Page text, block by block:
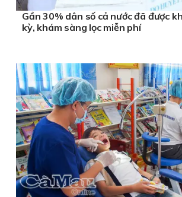
Gần 30% dân số cả nước đã được
kỳ, khám sàng lọc miễn phí